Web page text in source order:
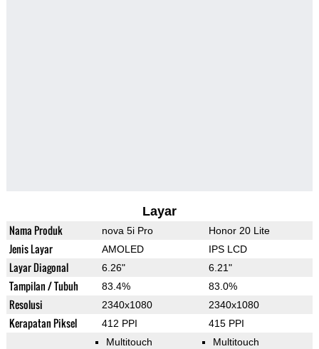
Layar
Nama Produk nova 5i Pro Honor 20 Lite
Jenis Layar AMOLED IPS LCD
Layar Diagonal 6.26" 6.21"
Tampilan / Tubuh 83.4% 83.0%
Resolusi 2340x1080 2340x1080
Kerapatan Piksel 412 PPI 415 PPI
Multitouch Multitouch